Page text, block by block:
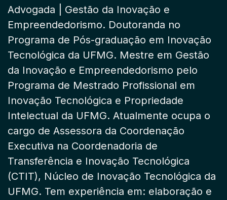
Advogada | Gestão da Inovação e
Empreendedorismo. Doutoranda no
Programa de Pós-graduação em Inovação
Tecnológica da UFMG. Mestre em Gestão
da Inovação e Empreendedorismo pelo
Programa de Mestrado Profissional em
Inovação Tecnológica e Propriedade
Intelectual da UFMG. Atualmente ocupa o
cargo de Assessora da Coordenação
Executiva na Coordenadoria de
Transferência e Inovação Tecnológica
(CTIT), Núcleo de Inovação Tecnológica da
UFMG. Tem experiência em: elaboração e